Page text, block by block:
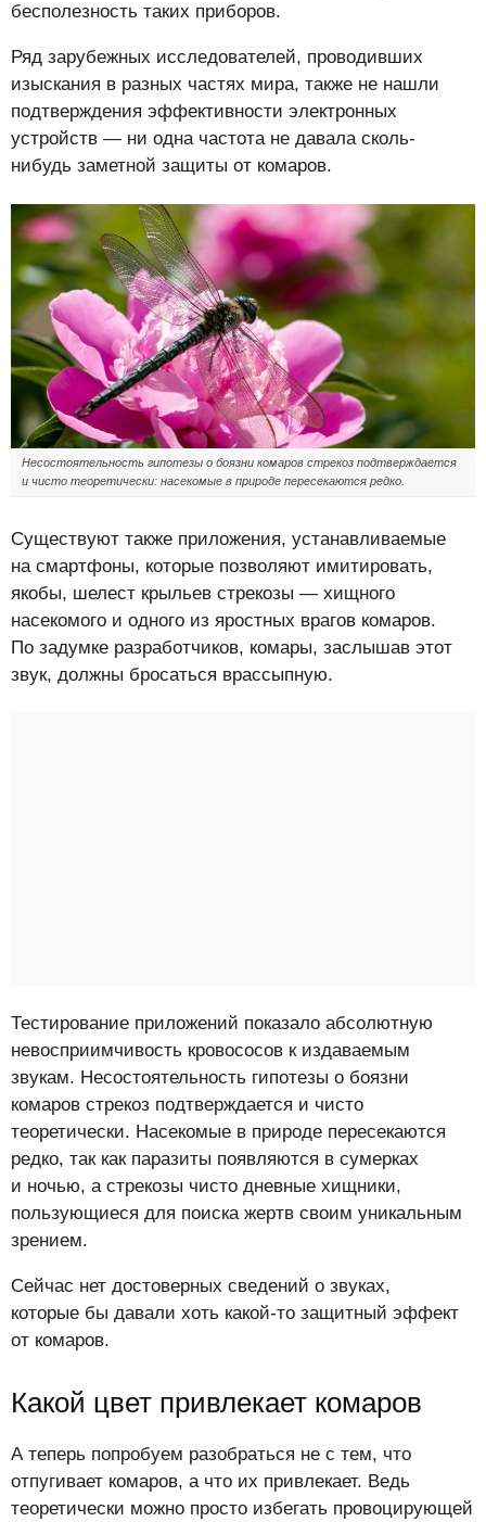
бесполезность таких приборов.
Ряд зарубежных исследователей, проводивших
изыскания в разных частях мира, также не нашли
подтверждения эффективности электронных
устройств — ни одна частота не давала сколь-
нибудь заметной защиты от комаров.
Несостоятельность гипотезы о боязни комаров стрекоз подтверждается
и чисто теоретически: насекомые в природе пересекаются редко.
Существуют также приложения, устанавливаемые
на смартфоны, которые позволяют имитировать,
якобы, шелест крыльев стрекозы — хищного
насекомого и одного из яростных врагов комаров.
По задумке разработчиков, комары, заслышав этот
звук, должны бросаться врассыпную.
Тестирование приложений показало абсолютную
невосприимчивость кровососов к издаваемым
звукам. Несостоятельность гипотезы о боязни
комаров стрекоз подтверждается и чисто
теоретически. Насекомые в природе пересекаются
редко, так как паразиты появляются в сумерках
и ночью, а стрекозы чисто дневные хищники,
пользующиеся для поиска жертв своим уникальным
зрением.
Сейчас нет достоверных сведений о звуках,
которые бы давали хоть какой-то защитный эффект
от комаров.
Какой цвет привлекает комаров
А теперь попробуем разобраться не с тем, что
отпугивает комаров, а что их привлекает. Ведь
теоретически можно просто избегать провоцирующей